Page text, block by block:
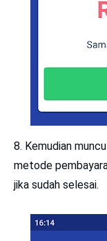
8. Kemudian
metode
jika sudah selesai.